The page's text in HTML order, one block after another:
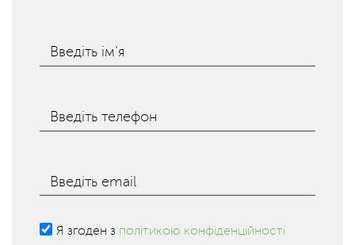
Введіть ім'я
Введіть телефон
Введіть email
Я згоден з політикою конфіденційності